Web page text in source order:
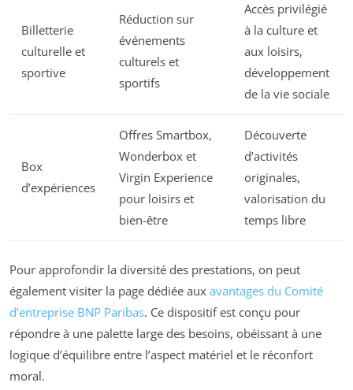
Billetterie
culturelle et
sportive
Réduction sur
événements
culturels et
sportifs
Accès privilégié
à la culture et
aux loisirs,
développement
de la vie sociale
Box
d’expériences
Offres Smartbox,
Wonderbox et
Virgin Experience
pour loisirs et
bien-être
Découverte
d’activités
originales,
valorisation du
temps libre
Pour approfondir la diversité des prestations, on peut
également visiter la page dédiée aux avantages du Comité
d’entreprise BNP Paribas. Ce dispositif est conçu pour
répondre à une palette large des besoins, obéissant à une
logique d’équilibre entre l’aspect matériel et le réconfort
moral.